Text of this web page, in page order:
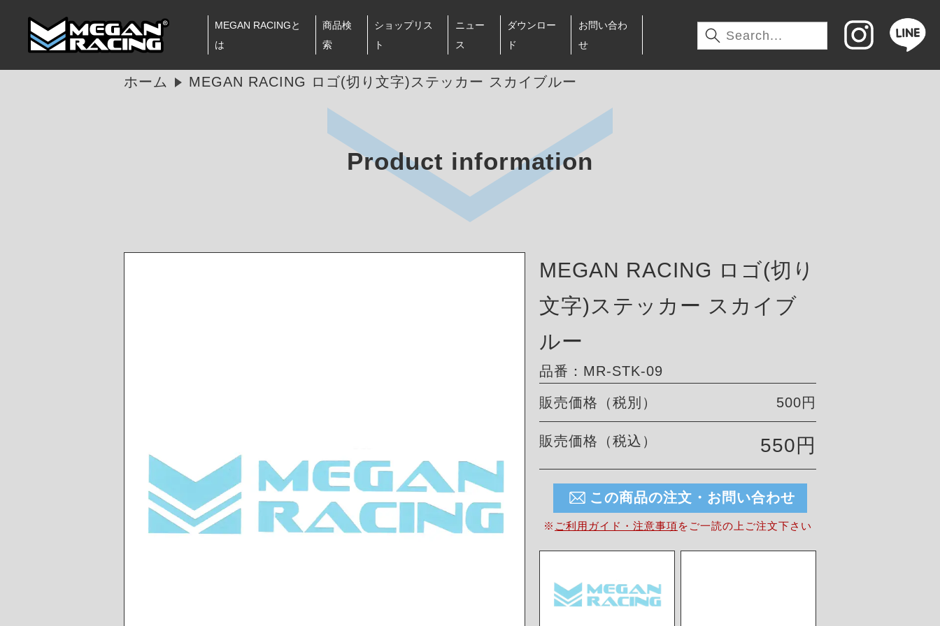
MEGAN RACINGと
は
商品検
索
ショップリス
ト
ニュー
ス
ダウンロー
ド
お問い合わ
せ
ホーム MEGAN RACING ロゴ(切り文字)ステッカー スカイブルー
Product information
MEGAN RACING ロゴ(切り
文字)ステッカー スカイブ
ルー
品番：MR-STK-09
販売価格（税別） 500円
販売価格（税込） 550円
この商品の注文・お問い合わせ
※ ご利用ガイド・注意事項を ご一読の上ご注文下さい